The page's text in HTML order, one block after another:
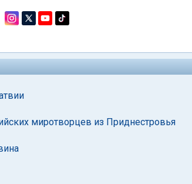
миротворцев из Приднестровья